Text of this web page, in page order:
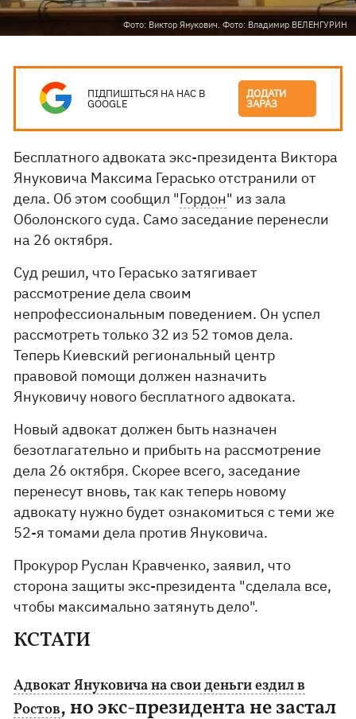
Фото: Виктор Янукович. Фото: Владимир ВЕЛЕНГУРИН
ПІДПИШІТЬСЯ НА НАС В
GOOGLE
ДОДАТИ
ЗАРАЗ
Бесплатного адвоката экс-президента Виктора
Януковича Максима Герасько отстранили от
дела. Об этом сообщил "Гордон" из зала
Оболонского суда. Само заседание перенесли
на 26 октября.
Суд решил, что Герасько затягивает
рассмотрение дела своим
непрофессиональным поведением. Он успел
рассмотреть только 32 из 52 томов дела.
Теперь Киевский региональный центр
правовой помощи должен назначить
Януковичу нового бесплатного адвоката.
Новый адвокат должен быть назначен
безотлагательно и прибыть на рассмотрение
дела 26 октября. Скорее всего, заседание
перенесут вновь, так как теперь новому
адвокату нужно будет ознакомиться с теми же
52-я томами дела против Януковича.
Прокурор Руслан Кравченко, заявил, что
сторона защиты экс-президента "сделала все,
чтобы максимально затянуть дело".
КСТАТИ
Адвокат Януковича на свои деньги ездил в
Ростов, но экс-президента не застал